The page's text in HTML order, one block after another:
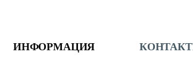
ИНФОРМАЦИЯ